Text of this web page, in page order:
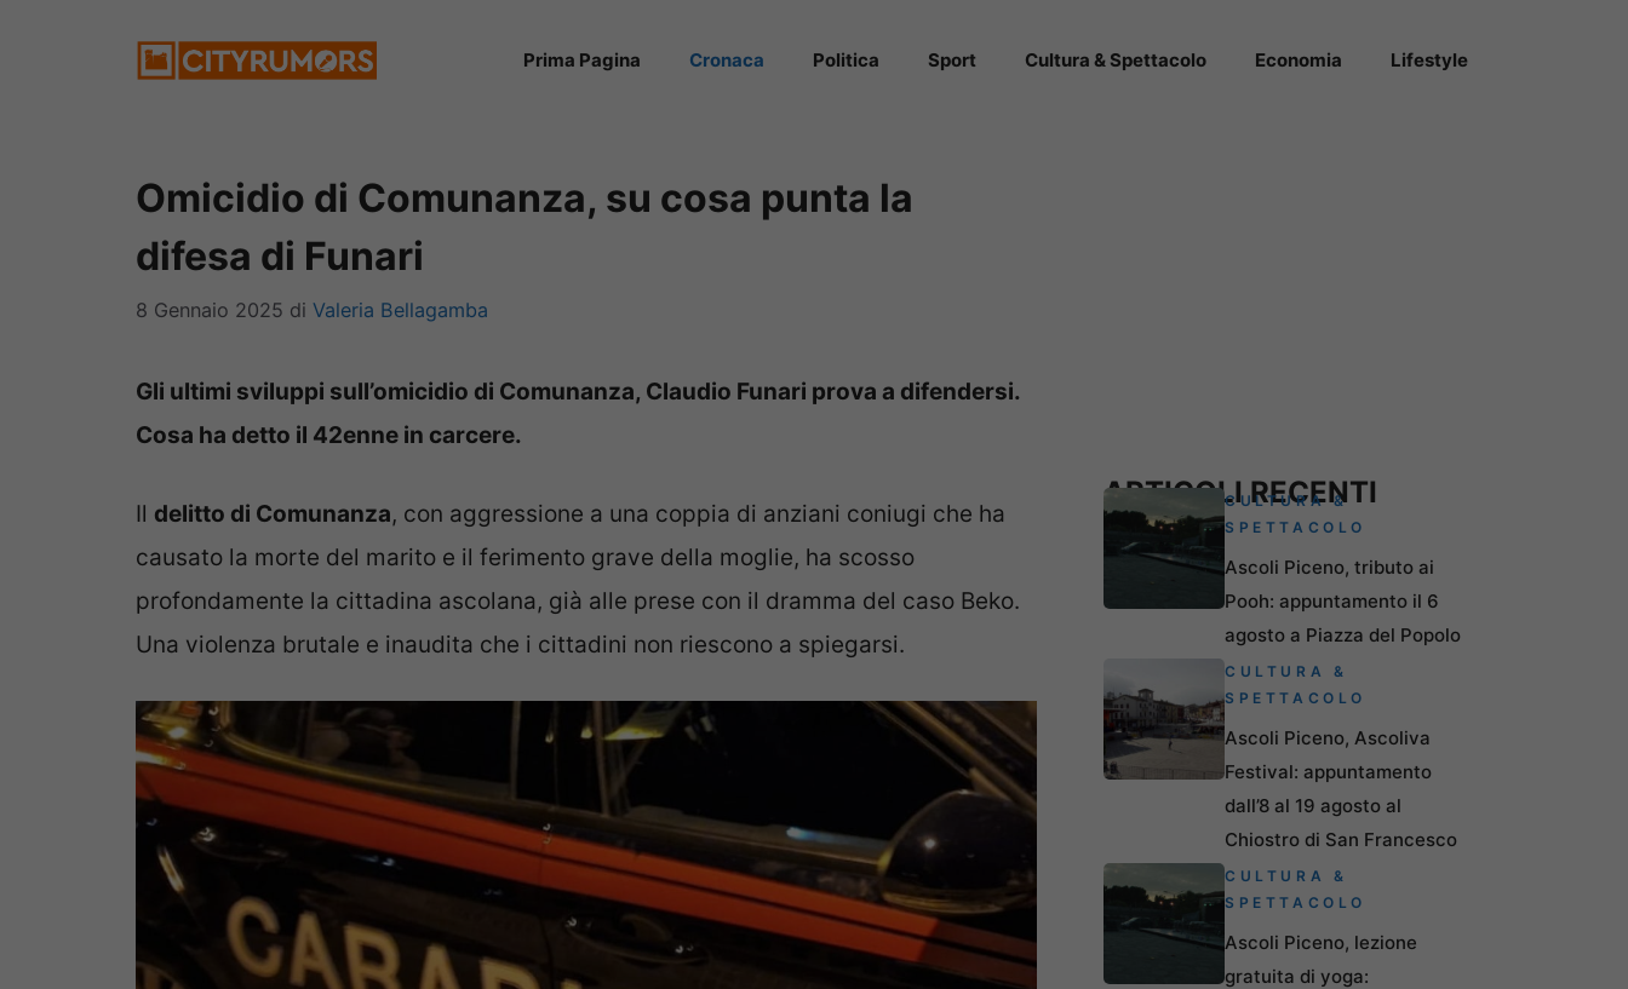
Prima Pagina Cronaca Politica Sport Cultura & Spettacolo Economia Lifestyle
Omicidio di Comunanza, su cosa punta la
difesa di Funari
8 Gennaio 2025 di Valeria Bellagamba
Gli ultimi sviluppi sull’omicidio di Comunanza, Claudio Funari prova a difendersi.
Cosa ha detto il 42enne in carcere.
Il delitto di Comunanza, con aggressione a una coppia di anziani coniugi che ha
causato la morte del marito e il ferimento grave della moglie, ha scosso
profondamente la cittadina ascolana, già alle prese con il dramma del caso Beko.
Una violenza brutale e inaudita che i cittadini non riescono a spiegarsi.
ARTICOLI RECENTI
CULTURA &
SPETTACOLO
Ascoli Piceno, tributo ai
Pooh: appuntamento il 6
agosto a Piazza del Popolo
CULTURA &
SPETTACOLO
Ascoli Piceno, Ascoliva
Festival: appuntamento
dall’8 al 19 agosto al
Chiostro di San Francesco
CULTURA &
SPETTACOLO
Ascoli Piceno, lezione
gratuita di yoga: